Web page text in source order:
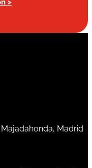
>
Majadahonda, Madrid